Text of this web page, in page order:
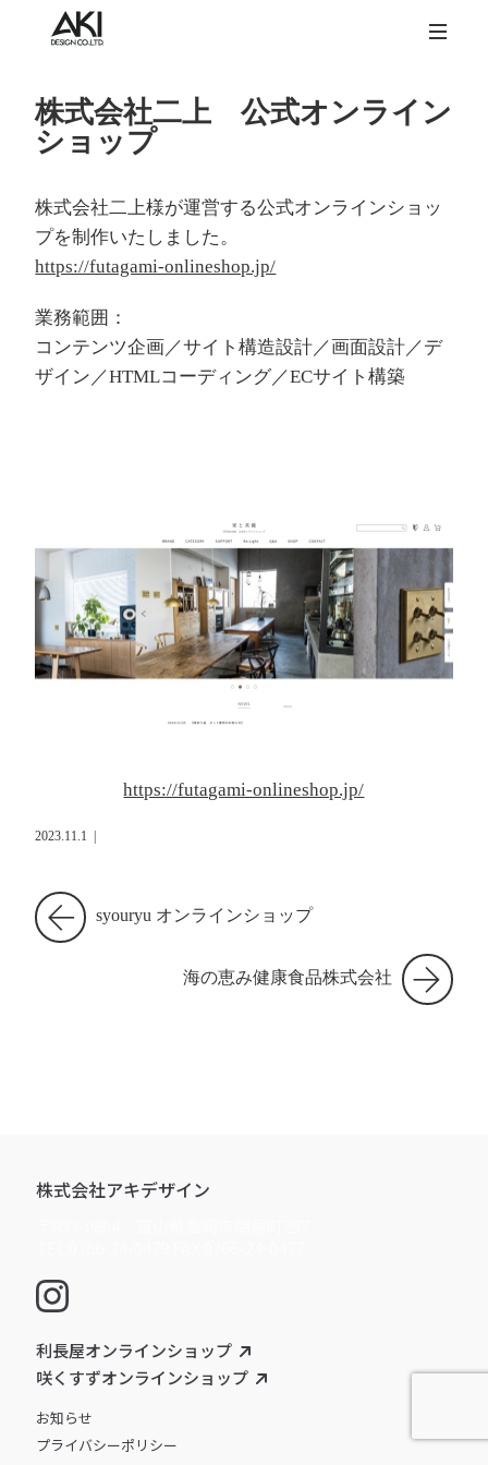
株式会社二上 公式オンライン
ショップ
株式会社二上様が運営する公式オンラインショッ
プを制作いたしました。
https://futagami-onlineshop.jp/
業務範囲：
コンテンツ企画／サイト構造設計／画面設計／デ
ザイン／HTMLコーディング／ECサイト構築
https://futagami-onlineshop.jp/
2023.11.1
syouryu オンラインショップ
海の恵み健康食品株式会社
株式会社アキデザイン
利長屋オンラインショップ
咲くすずオンラインショップ
お知らせ
プライバシーポリシー